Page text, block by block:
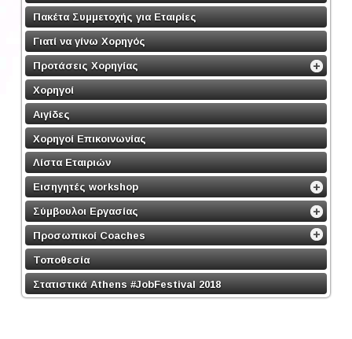
Πακέτα Συμμετοχής για Εταιρίες
Γιατί να γίνω Χορηγός
Προτάσεις Χορηγίας
Χορηγοί
Αιγίδες
Χορηγοί Επικοινωνίας
Λίστα Εταιριών
Εισηγητές workshop
Σύμβουλοι Εργασίας
Προσωπικοί Coaches
Τοποθεσία
Στατιστικά Athens #JobFestival 2018